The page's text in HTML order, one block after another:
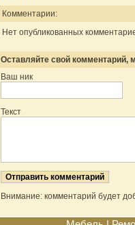
Комментарии:
Нет опубликованных
Оставляйте свой комментарий,
Ваш ник
Текст
Внимание: комментарий будет